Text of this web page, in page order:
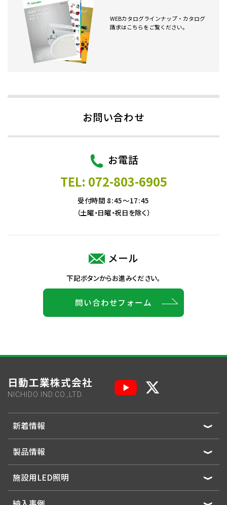
WEBカタログラインナップ・カタログ
請求はこちらをご覧ください。
お問い合わせ
お電話
TEL: 072-803-6905
受付時間 8:45～17:45
（土曜・日曜・祝日を除く）
メール
下記ボタンからお進みください。
問い合わせフォーム
日動工業株式会社
NICHIDO IND.CO.,LTD.
新着情報
製品情報
施設用LED照明